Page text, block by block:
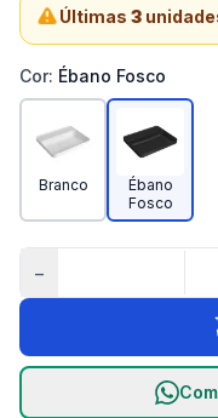
Últimas 3
Cor: Ébano Fosco
Branco
Ébano
Fosco
−